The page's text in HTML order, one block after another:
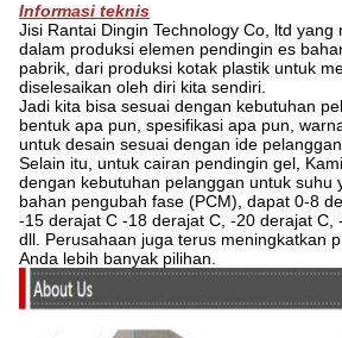
Informasi teknis
Jisi Rantai Dingin Technology Co, ltd yang
dalam produksi elemen pendingin es
pabrik, dari produksi kotak plastik untuk
diselesaikan oleh diri kita sendiri.
Jadi kita bisa sesuai dengan kebutuhan
bentuk apa pun, spesifikasi apa pun,
untuk desain sesuai dengan ide pelanggan.
Selain itu, untuk cairan pendingin gel,
dengan kebutuhan pelanggan untuk suhu
bahan pengubah fase (PCM), dapat 0-8
-15 derajat C -18 derajat C, -20 derajat C,
dll. Perusahaan juga terus meningkatkan
Anda lebih banyak pilihan.